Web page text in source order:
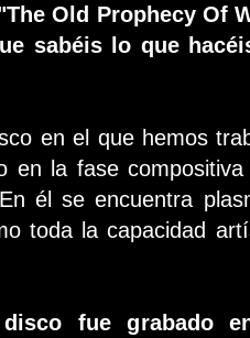
Old Prophecy Of
sabéis lo que
en el que hemos
en la fase
él se encuentra
toda la capacidad
fue grabado